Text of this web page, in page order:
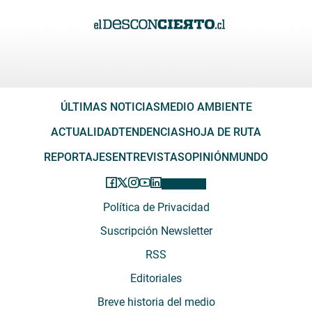
ÚLTIMAS NOTICIASMEDIO AMBIENTE
ACTUALIDADTENDENCIASHOJA DE RUTA
REPORTAJESENTREVISTASOPINIÓNMUNDO
Política de Privacidad
Suscripción Newsletter
RSS
Editoriales
Breve historia del medio